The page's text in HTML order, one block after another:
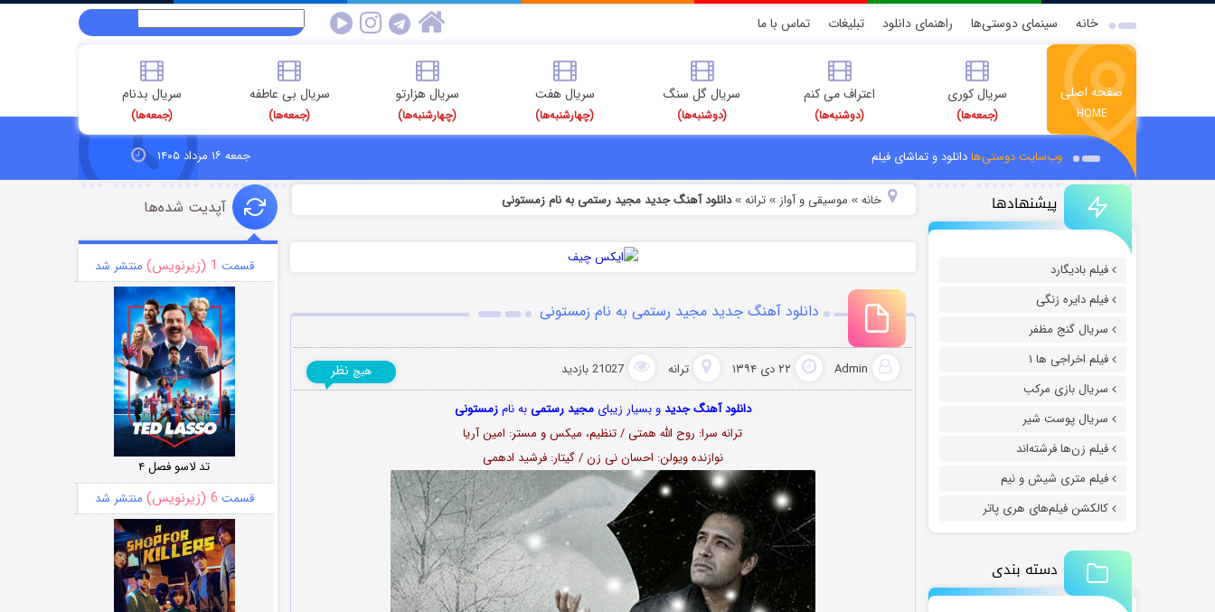
خانه سینمای دوستی‌ها راهنمای دانلود تبلیغات تماس با ما
صفحه اصلی
HOME
سریال کوری
(جمعه‌ها)
اعتراف می کنم
(دوشنبه‌ها)
سریال گل سنگ
(دوشنبه‌ها)
سریال هفت
(چهارشنبه‌ها)
سریال هزارتو
(چهارشنبه‌ها)
سریال بی عاطفه
(جمعه‌ها)
سریال بدنام
(جمعه‌ها)
وب‌سایت دوستی‌هادانلود و تماشای فیلم جمعه ۱۶ مرداد ۱۴۰۵
پیشنهادها
فیلم بادیگارد
فیلم دایره زنگی
سریال گنج مظفر
فیلم اخراجی ها ۱
سریال بازی مرکب
سریال پوست شیر
فیلم زن‌ها فرشته‌اند
فیلم متری شیش و نیم
کالکشن فیلم‌های هری پاتر
دسته بندی
خانه» موسیقی و آواز » ترانه»دانلود آهنگ جدید مجید رستمی به نام زمستونی
دانلود آهنگ جدید مجید رستمی به نام زمستونی
Admin ۲۲ دی ۱۳۹۴ ترانه 21027 بازدید هیچ نظر
دانلود آهنگ جدیدو بسیار زیبایمجید رستمیبه نامزمستونی
ترانه سرا: روح الله همتی / تنظیم، میکس و مستر: امین آریا
نوازنده ویولن: احسان نی زن / گیتار: فرشید ادهمی
آپدیت شده‌ها
قسمت 1 (زیرنویس) منتشر شد
تد لاسو فصل ۴
قسمت 6 (زیرنویس) منتشر شد